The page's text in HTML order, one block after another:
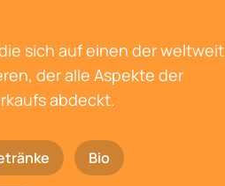
sich auf einen der weltweit
der alle Aspekte der
abdeckt.
Bio